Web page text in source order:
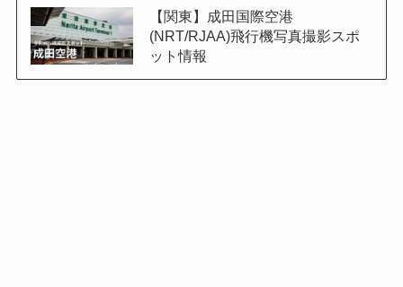
【関東】成田国際空港
(NRT/RJAA)飛行機写真撮影スポ
ット情報